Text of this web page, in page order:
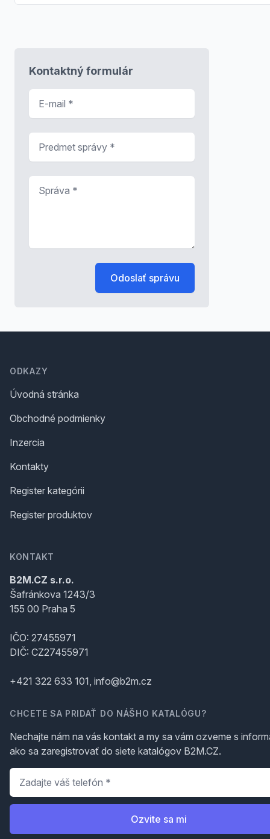
Kontaktný formulár
Odoslať správu
ODKAZY
Úvodná stránka
Obchodné podmienky
Inzercia
Kontakty
Register kategórii
Register produktov
KONTAKT
B2M.CZ s.r.o.
Šafránkova 1243/3
155 00 Praha 5
IČO: 27455971
DIČ: CZ27455971
+421 322 633 101, info@b2m.cz
CHCETE SA PRIDAŤ DO NÁŠHO KATALÓGU?
Nechajte nám na vás kontakt a my sa vám ozveme s
ako sa zaregistrovať do siete katalógov B2M.CZ.
Telefón
Ozvite sa mi